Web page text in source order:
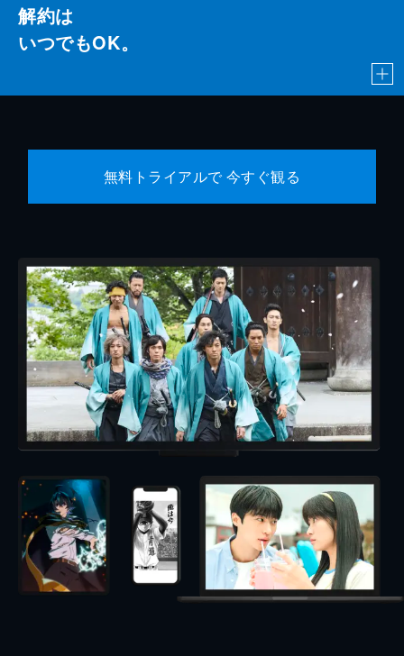
解約は
いつでもOK。
無料トライアルで 今すぐ観る